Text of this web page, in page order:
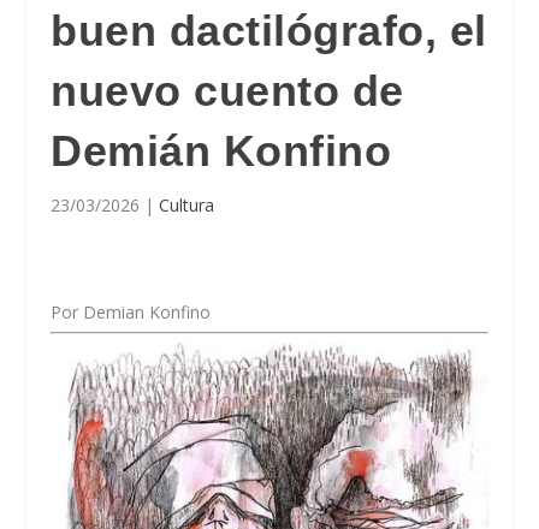
buen dactilógrafo, el
nuevo cuento de
Demián Konfino
23/03/2026 |Cultura
Por Demian Konfino